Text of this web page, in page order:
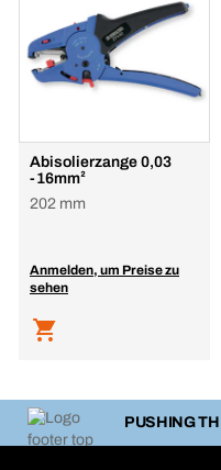
Abisolierzange 0,03
-16mm²
202 mm
Anmelden, um Preise zu
sehen
PUSHING